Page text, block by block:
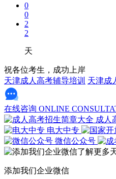
0
0
2
2
天
祝各位考生，成功上岸
天津成人高考辅导培训 天津成
在线咨询 ONLINE
成人
电大中专
微信公众号
添加我们企业微信